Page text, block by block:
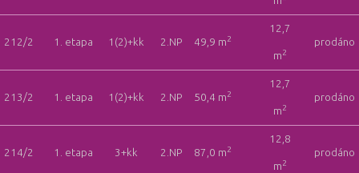
212/2 1. etapa 1(2)+kk 2.NP 49,9 m2
12,7
m2
prodáno
213/2 1. etapa 1(2)+kk 2.NP 50,4 m2
12,7
m2
prodáno
214/2 1. etapa 3+kk 2.NP 87,0 m2
12,8
m2
prodáno